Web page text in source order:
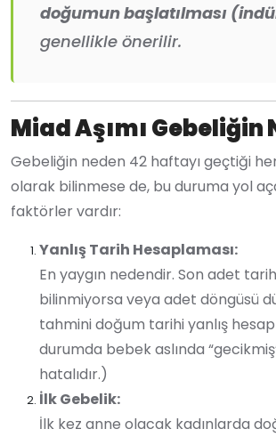
doğumun başlatılması
genellikle önerilir.
Miad Aşımı Gebeliğin
Gebeliğin neden 42 haftayı geçtiği
olarak bilinmese de, bu duruma yol
faktörler vardır:
Yanlış Tarih Hesaplaması:
En yaygın nedendir. Son adet
bilinmiyorsa veya adet döngüsü
tahmini doğum tarihi yanlış
durumda bebek aslında
hatalıdır.)
İlk Gebelik:
İlk kez anne olacak kadınlarda